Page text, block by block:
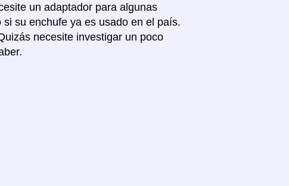
un adaptador para algunas
su enchufe ya es usado en el país.
necesite investigar un poco